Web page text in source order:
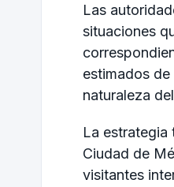
Las
situaciones
estimados
naturaleza
La estrategia
Ciudad de
visitantes